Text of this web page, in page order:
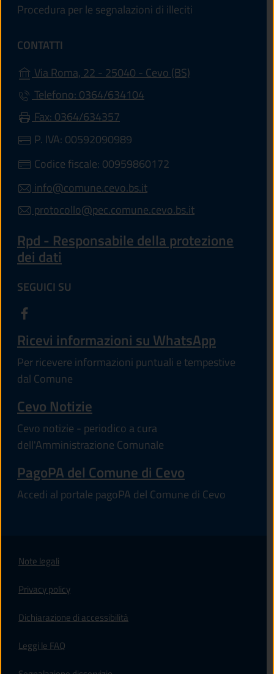
Procedura per le segnalazioni di illeciti
CONTATTI
Via Roma, 22 - 25040 - Cevo (BS)
Telefono: 0364/634104
Fax: 0364/634357
P. IVA: 00592090989
Codice fiscale: 00959860172
info@comune.cevo.bs.it
protocollo@pec.comune.cevo.bs.it
Rpd - Responsabile della protezione
dei dati
SEGUICI SU
Ricevi informazioni su WhatsApp
Per ricevere informazioni puntuali e tempestive
dal Comune
Cevo Notizie
Cevo notizie - periodico a cura
dell'Amministrazione Comunale
PagoPA del Comune di Cevo
Accedi al portale pagoPA del Comune di Cevo
Note legali
Privacy policy
Dichiarazione di accessibilità
Leggi le FAQ